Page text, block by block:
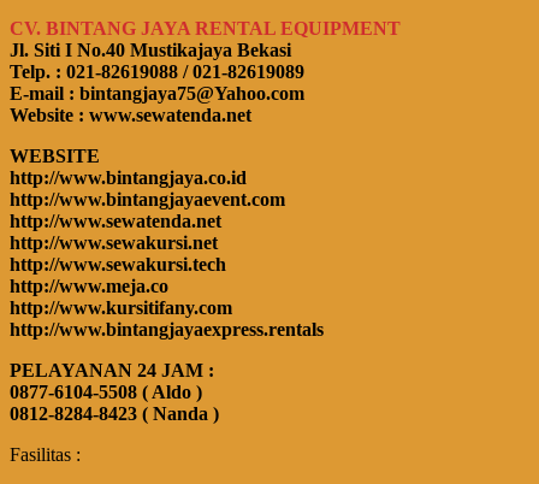
CV. BINTANG JAYA RENTAL EQUIPMENT
Jl. Siti I No.40 Mustikajaya Bekasi
Telp. : 021-82619088 / 021-82619089
E-mail : bintangjaya75@Yahoo.com
Website : www.sewatenda.net
WEBSITE
http://www.bintangjaya.co.id
http://www.bintangjayaevent.com
http://www.sewatenda.net
http://www.sewakursi.net
http://www.sewakursi.tech
http://www.meja.co
http://www.kursitifany.com
http://www.bintangjayaexpress.rentals
PELAYANAN 24 JAM :
0877-6104-5508 ( Aldo )
0812-8284-8423 ( Nanda )
Fasilitas :